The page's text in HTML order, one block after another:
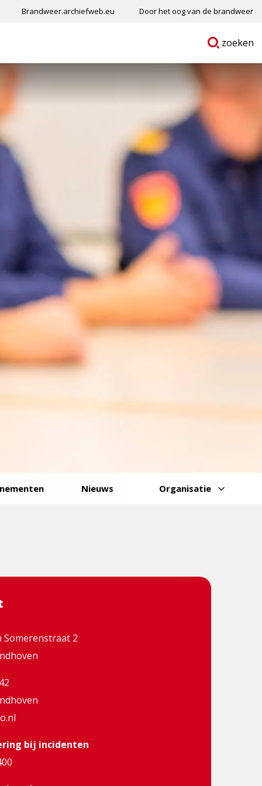
Brandweer.archiefweb.eu Door het oog van de brandweer
Ga
zoeken
Nieuws Organisatie
Somerenstraat 2
bij incidenten